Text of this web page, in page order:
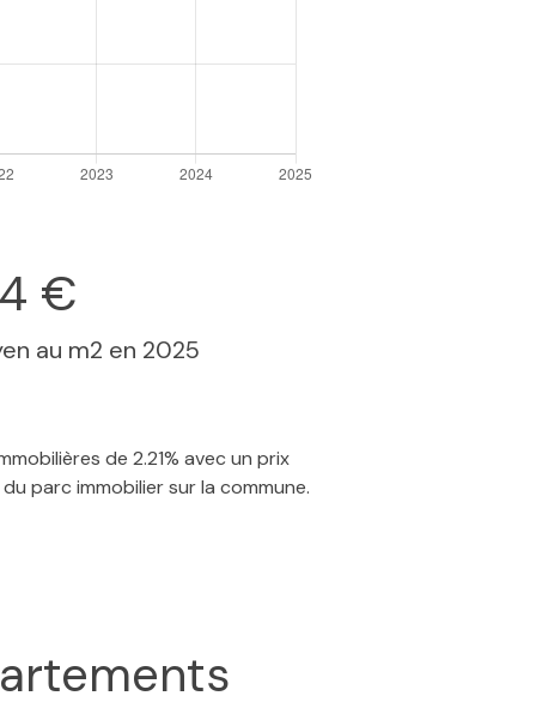
€
au m2 en 2025
de 2.21% avec un prix
parc immobilier sur la commune.